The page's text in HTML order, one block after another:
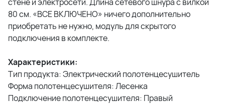
80 см. «ВСЕ ВКЛЮЧЕНО» ничего дополнительно
приобретать не нужно, модуль для скрытого
подключения в комплекте.
Характеристики:
Тип продукта: Электрический полотенцесушитель
Форма полотенцесушителя: Лесенка
Подключение полотенцесушителя: Правый